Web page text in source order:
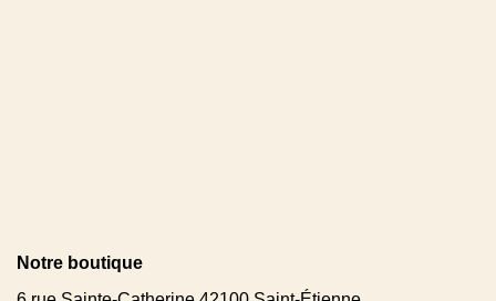
Notre boutique